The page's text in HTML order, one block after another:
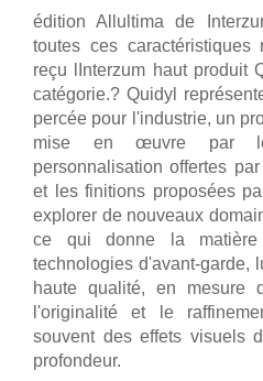
édition Allultima de
toutes ces caractéristiques
reçu lInterzum haut produit
catégorie.? Quidyl
percée pour l'industrie, un
mise en œuvre par
personnalisation offertes
et les finitions proposées
explorer de nouveaux
ce qui donne la
technologies d'avant-garde,
haute qualité, en mesure
l'originalité et le
souvent des effets visuels
profondeur.